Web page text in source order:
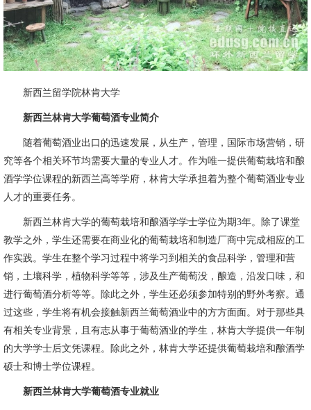
新西兰留学院林肯大学
新西兰林肯大学葡萄酒专业简介
随着葡萄酒业出口的迅速发展，从生产，管理，国际市场营销，研
究等各个相关环节均需要大量的专业人才。作为唯一提供葡萄栽培和酿
酒学学位课程的新西兰高等学府，林肯大学承担着为整个葡萄酒业专业
人才的重要任务。
新西兰林肯大学的葡萄栽培和酿酒学学士学位为期3年。除了课堂
教学之外，学生还需要在商业化的葡萄栽培和制造厂商中完成相应的工
作实践。学生在整个学习过程中将学习到相关的食品科学，管理和营
销，土壤科学，植物科学等等，涉及生产葡萄没，酿造，沿发口味，和
进行葡萄酒分析等等。除此之外，学生还必须参加特别的野外考察。通
过这些，学生将有机会接触新西兰葡萄酒业中的方方面面。对于那些具
有相关专业背景，且有志从事于葡萄酒业的学生，林肯大学提供一年制
的大学学士后文凭课程。除此之外，林肯大学还提供葡萄栽培和酿酒学
硕士和博士学位课程。
新西兰林肯大学葡萄酒专业就业